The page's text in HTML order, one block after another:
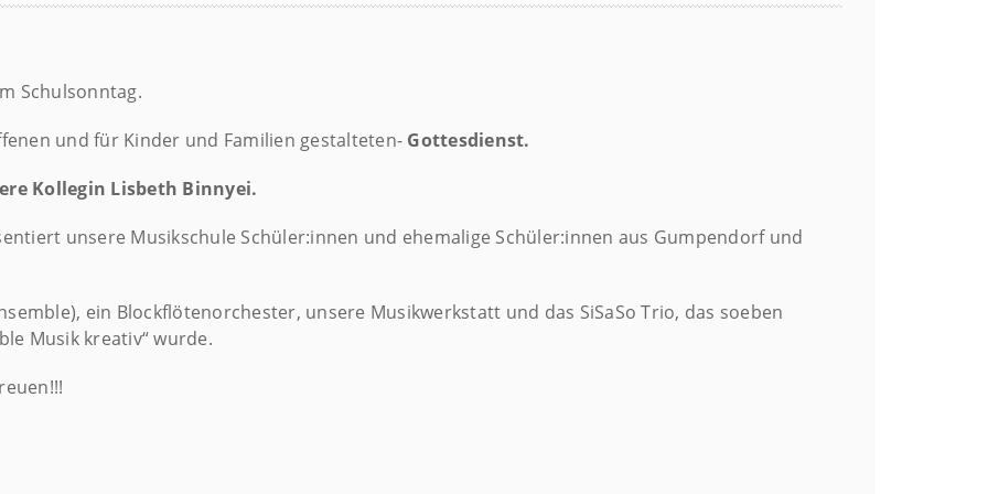
Schulsonntag.
und für Kinder und Familien gestalteten- Gottesdienst.
Kollegin Lisbeth Binnyei.
unsere Musikschule Schüler:innen und ehemalige Schüler:innen aus Gumpendorf und
ein Blockflötenorchester, unsere Musikwerkstatt und das SiSaSo Trio, das soeben
Musik kreativ“ wurde.